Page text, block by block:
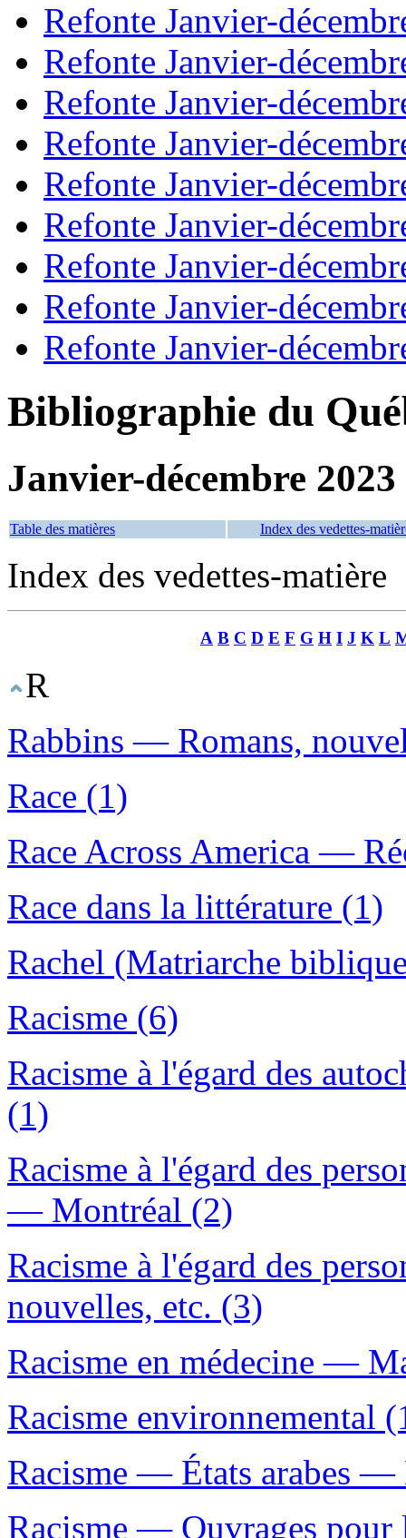
Refonte Janvier-
Refonte Janvier-
Refonte Janvier-
Refonte Janvier-
Refonte Janvier-
Refonte Janvier-
Refonte Janvier-
Refonte Janvier-
Refonte Janvier-
Bibliographie du
Janvier-décembre 2023
Table des matières Index des vedettes-
Index des vedettes-matière
A B C D E F G H I J K L
R
Rabbins — Romans,
Race (1)
Race Across America —
Race dans la littérature (1)
Rachel (Matriarche
Racisme (6)
Racisme à l'égard des
(1)
Racisme à l'égard des
— Montréal (2)
Racisme à l'égard des
nouvelles, etc. (3)
Racisme en médecine —
Racisme environnemental
Racisme — États arabes —
Racisme — Ouvrages pour